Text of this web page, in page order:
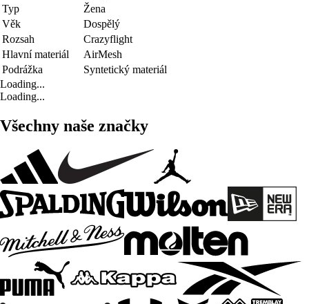
Typ
Žena
Věk
Dospělý
Rozsah
Crazyflight
Hlavní materiál
AirMesh
Podrážka
Syntetický materiál
Loading...
Loading...
Všechny naše značky